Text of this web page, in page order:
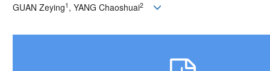
GUAN Zeying1 , YANG Chaoshuai2